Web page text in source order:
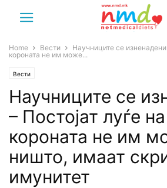
Home Вести
Научниците се изненадени
короната не им може...
Вести
Научниците се
– Постојат луѓе
короната не им
ништо, имаат
имунитет